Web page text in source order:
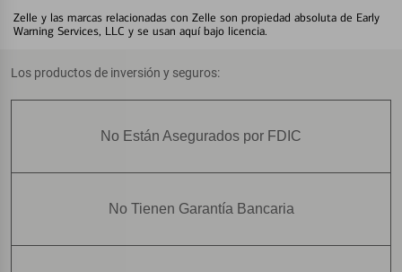
Zelle y las marcas relacionadas con Zelle son propiedad absoluta de Early
Warning Services, LLC y se usan aquí bajo licencia.
Los productos de inversión y seguros:
No Están Asegurados por FDIC
No Tienen Garantía Bancaria